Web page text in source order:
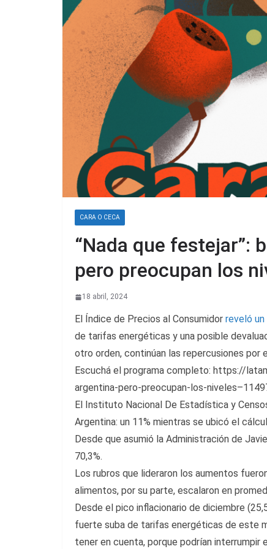
CARA O CECA
“Nada que festejar”:
pero preocupan los
18 abril, 2024
El Índice de Precios al Consumidor reveló un
de tarifas energéticas y una posible
otro orden, continúan las repercusiones por
Escuchá el programa completo: https://
argentina-pero-preocupan-los-
El Instituto Nacional De Estadística y
Argentina: un 11% mientras se ubicó el
Desde que asumió la Administración de
70,3%.
Los rubros que lideraron los aumentos
alimentos, por su parte, escalaron en
Desde el pico inflacionario de diciembre
fuerte suba de tarifas energéticas de este
tener en cuenta, porque podrían interrumpir